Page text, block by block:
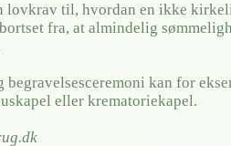
lovkrav til, hvordan en ikke
fra, at almindelig
begravelsesceremoni kan for
eller krematoriekapel.